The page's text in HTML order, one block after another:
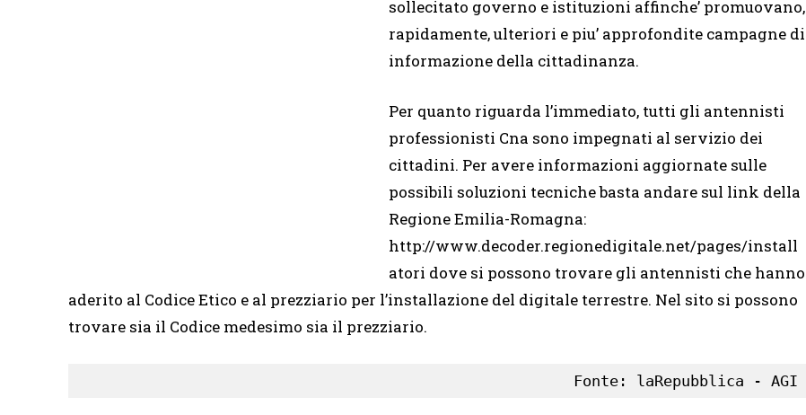
sollecitato governo e istituzioni affinche’ promuovano,
rapidamente, ulteriori e piu’ approfondite campagne di
informazione della cittadinanza.
Per quanto riguarda l’immediato, tutti gli antennisti
professionisti Cna sono impegnati al servizio dei
cittadini. Per avere informazioni aggiornate sulle
possibili soluzioni tecniche basta andare sul link della
Regione Emilia-Romagna:
http://www.decoder.regionedigitale.net/pages/install
atori dove si possono trovare gli antennisti che hanno
aderito al Codice Etico e al prezziario per l’installazione del digitale terrestre. Nel sito si possono
trovare sia il Codice medesimo sia il prezziario.